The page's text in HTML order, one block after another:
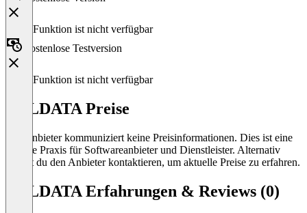
Diese Funktion ist nicht verfügbar
Kostenlose Testversion
Diese Funktion ist nicht verfügbar
ALLDATA Preise
Der Anbieter kommuniziert keine Preisinformationen. Dies ist eine
übliche Praxis für Softwareanbieter und Dienstleister. Alternativ
kannst du den Anbieter kontaktieren, um aktuelle Preise zu erfahren.
ALLDATA Erfahrungen & Reviews (0)